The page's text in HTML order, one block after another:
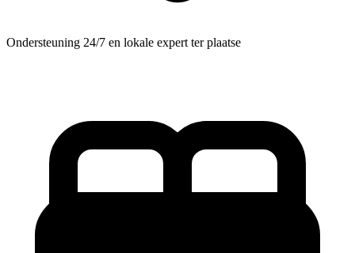
Ondersteuning 24/7 en lokale expert ter plaatse